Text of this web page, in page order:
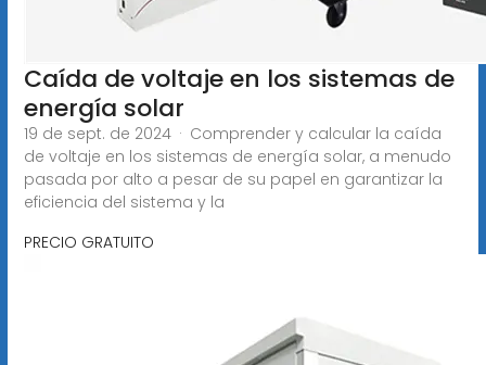
Caída de voltaje en los sistemas de
energía solar
19 de sept. de 2024 · Comprender y calcular la caída
de voltaje en los sistemas de energía solar, a menudo
pasada por alto a pesar de su papel en garantizar la
eficiencia del sistema y la
PRECIO GRATUITO